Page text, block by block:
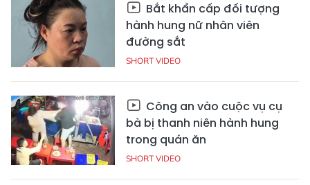
Bắt khẩn cấp đối tượng
hành hung nữ nhân viên
đường sắt
SHORT VIDEO
Công an vào cuộc vụ cụ
bà bị thanh niên hành hung
trong quán ăn
SHORT VIDEO